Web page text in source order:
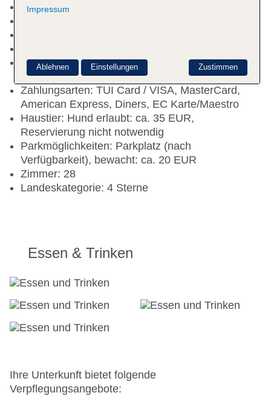
Hoteleröffnung: 1993
Internet: WLAN/WiFi, im gesamten Hotel
(Anlage): ohne Gebühr
Zahlungsarten: TUI Card / VISA, MasterCard,
American Express, Diners, EC Karte/Maestro
Haustier: Hund erlaubt: ca. 35 EUR,
Reservierung nicht notwendig
Parkmöglichkeiten: Parkplatz (nach
Verfügbarkeit), bewacht: ca. 20 EUR
Zimmer: 28
Landeskategorie: 4 Sterne
Essen & Trinken
Ihre Unterkunft bietet folgende
Verpflegungsangebote:
Impressum
Zustimmen
Ablehnen Einstellungen